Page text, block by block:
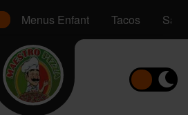
Menus Enfant Tacos